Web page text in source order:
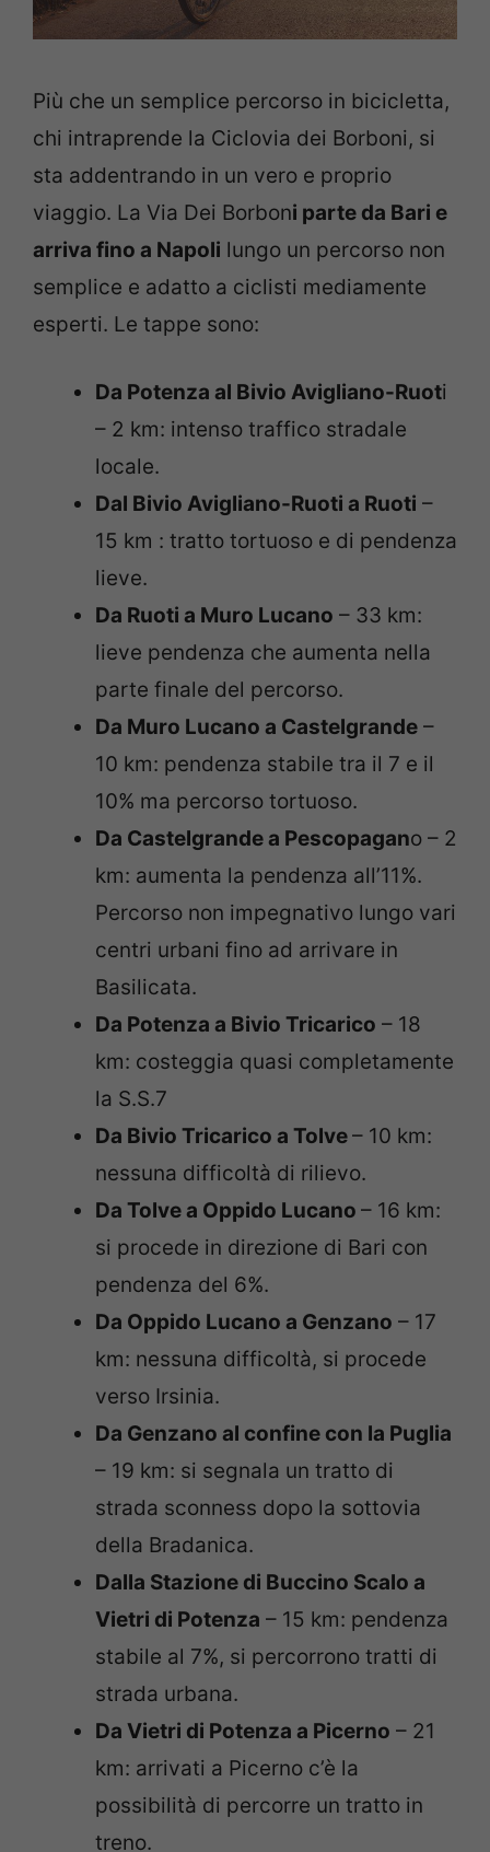
Più che un semplice percorso in bicicletta,
chi intraprende la Ciclovia dei Borboni, si
sta addentrando in un vero e proprio
viaggio. La Via Dei Borboni parte da Bari e
arriva fino a Napoli lungo un percorso non
semplice e adatto a ciclisti mediamente
esperti. Le tappe sono:
Da Potenza al Bivio Avigliano-Ruoti
– 2 km: intenso traffico stradale
locale.
Dal Bivio Avigliano-Ruoti a Ruoti –
15 km : tratto tortuoso e di pendenza
lieve.
Da Ruoti a Muro Lucano – 33 km:
lieve pendenza che aumenta nella
parte finale del percorso.
Da Muro Lucano a Castelgrande –
10 km: pendenza stabile tra il 7 e il
10% ma percorso tortuoso.
Da Castelgrande a Pescopagano – 2
km: aumenta la pendenza all’11%.
Percorso non impegnativo lungo vari
centri urbani fino ad arrivare in
Basilicata.
Da Potenza a Bivio Tricarico – 18
km: costeggia quasi completamente
la S.S.7
Da Bivio Tricarico a Tolve– 10 km:
nessuna difficoltà di rilievo.
Da Tolve a Oppido Lucano – 16 km:
si procede in direzione di Bari con
pendenza del 6%.
Da Oppido Lucano a Genzano – 17
km: nessuna difficoltà, si procede
verso Irsinia.
Da Genzano al confine con la Puglia
– 19 km: si segnala un tratto di
strada sconness dopo la sottovia
della Bradanica.
Dalla Stazione di Buccino Scalo a
Vietri di Potenza – 15 km: pendenza
stabile al 7%, si percorrono tratti di
strada urbana.
Da Vietri di Potenza a Picerno – 21
km: arrivati a Picerno c’è la
possibilità di percorre un tratto in
treno.